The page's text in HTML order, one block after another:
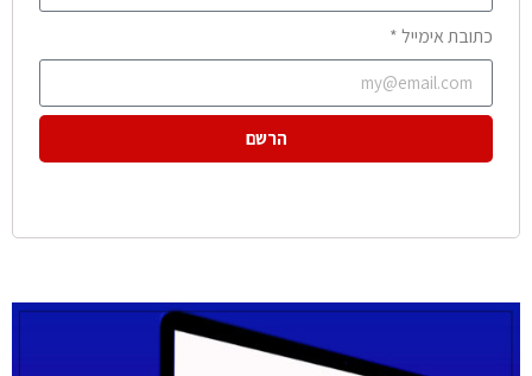
כתובת אימייל *
הרשם